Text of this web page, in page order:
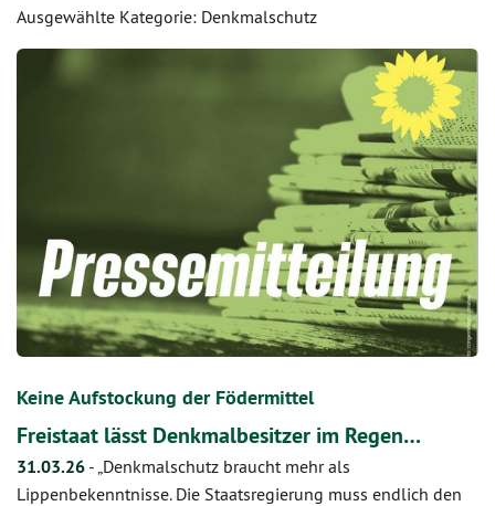
Ausgewählte Kategorie: Denkmalschutz
Keine Aufstockung der Födermittel
Freistaat lässt Denkmalbesitzer im Regen…
31.03.26 - „Denkmalschutz braucht mehr als
Lippenbekenntnisse. Die Staatsregierung muss endlich den